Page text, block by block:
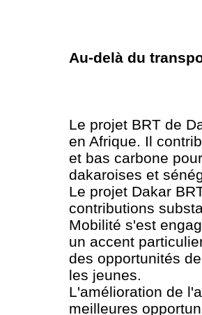
Au-delà du
Le projet BRT de
en Afrique. Il
et bas carbone
dakaroises et
Le projet Dakar
contributions
Mobilité s'est
un accent
des opportunités
les jeunes.
L'amélioration de
meilleures